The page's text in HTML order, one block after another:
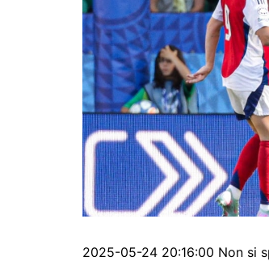
2025-05-24 20:16:00 Non si